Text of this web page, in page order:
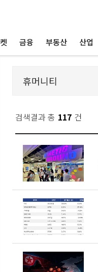
금융 부동산 산업
검색결과 총 117 건